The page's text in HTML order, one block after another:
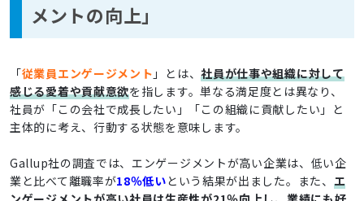
メントの向上」
「従業員エンゲージメント 」とは、社員が仕事や組織に対して
感じる愛着や貢献意欲を指します。単なる満足度とは異なり、
社員が「この会社で成長したい」「この組織に貢献したい」と
主体的に考え、行動する状態を意味します。
Gallup社の調査では、エンゲージメントが高い企業は、低い企
業と比べて離職率が18％低いという結果が出ました。また、 エ